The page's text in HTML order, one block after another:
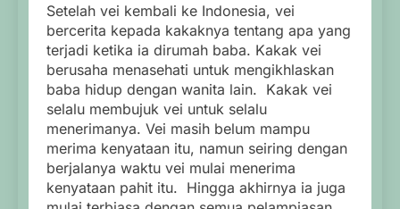
Setelah vei kembali ke Indonesia, vei
bercerita kepada kakaknya tentang apa yang
terjadi ketika ia dirumah baba. Kakak vei
berusaha menasehati untuk mengikhlaskan
baba hidup dengan wanita lain. Kakak vei
selalu membujuk vei untuk selalu
menerimanya. Vei masih belum mampu
merima kenyataan itu, namun seiring dengan
berjalanya waktu vei mulai menerima
kenyataan pahit itu. Hingga akhirnya ia juga